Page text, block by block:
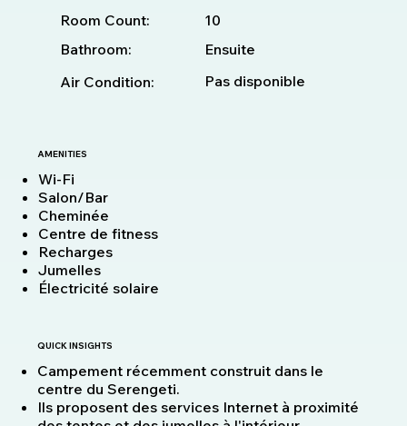
Room Count:
10
Bathroom:
Ensuite
Air Condition:
Pas disponible
AMENITIES
Wi-Fi
Salon/Bar
Cheminée
Centre de fitness
Recharges
Jumelles
Électricité solaire
QUICK INSIGHTS
Campement récemment construit dans le
centre du Serengeti.
Ils proposent des services Internet à proximité